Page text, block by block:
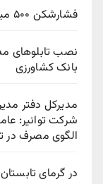
فشارشکن ۵۰۰ میلی متری جنت آباد جنوبی تعویض شد
نصب تابلوهای
بانک کشاورزی
مدیرکل دفتر
شرکت توانیر:
الگوی مصرف در
در گرمای